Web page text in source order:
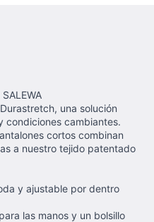
una solución
condiciones cambiantes.
cortos combinan
a nuestro tejido patentado
y ajustable por dentro
las manos y un bolsillo